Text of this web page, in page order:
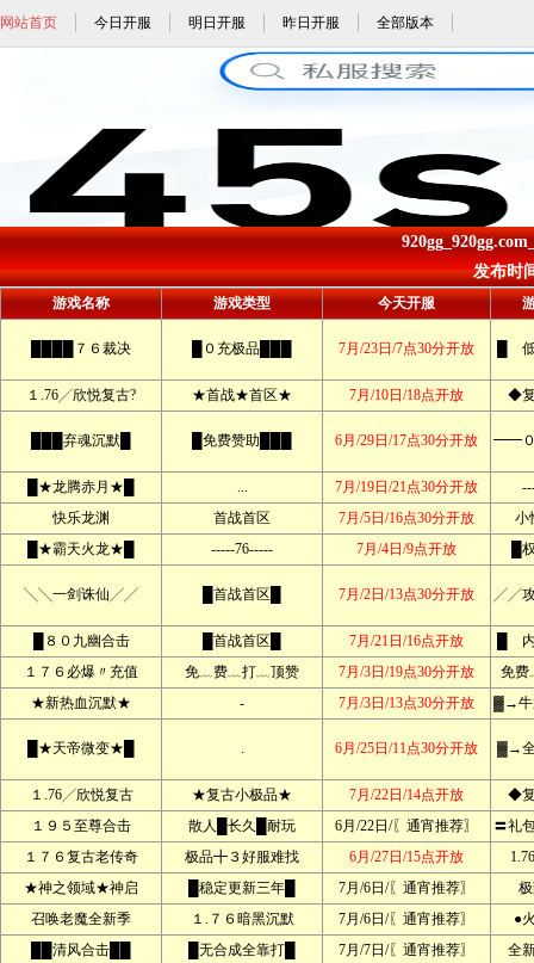
网站首页 今日开服 明日开服 昨日开服 全部版本
发布时
游戏名称 游戏类型 今天开服
████７６裁决 █０充极品███ 7月/23日/7点30分开放 █
１.76╱欣悦复古? ★首战★首区★ 7月/10日/18点开放 ◆
███弃魂沉默█ █免费赞助███ 6月/29日/17点30分开放 ━━
█★龙腾赤月★█ ... 7月/19日/21点30分开放
快乐龙渊
首战首区 7月/5日/16点30分开放
小
█★霸天火龙★█
-----76----- 7月/4日/9点开放 █
╲╲一剑诛仙╱╱ █首战首区█ 7月/2日/13点30分开放 ╱╱
█８０九幽合击 █首战首区█ 7月/21日/16点开放
█
１７６必爆〃充值
免﹏费﹏打﹏顶赞 7月/3日/19点30分开放
免费
★新热血沉默★
- 7月/3日/13点30分开放 ▓→牛
█★天帝微变★█ . 6月/25日/11点30分开放 ▓→
１.76╱欣悦复古 ★复古小极品★ 7月/22日/14点开放
◆
１９５至尊合击
散人█长久█耐玩 6月/22日/〖通宵推荐〗
〓礼
１７６复古老传奇
极品╋３好服难找 6月/27日/15点开放
★神之领域★神启
█稳定更新三年█ 7月/6日/〖通宵推荐〗
召唤老魔全新季
１.７６暗黑沉默 7月/6日/〖通宵推荐〗
●
██清风合击██
█无合成全靠打█ 7月/7日/〖通宵推荐〗
全